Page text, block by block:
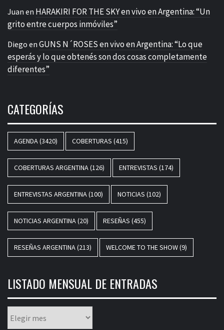
Juan en HARAKIRI FOR THE SKY en vivo en Argentina: “Un
grito entre cuerpos inmóviles”
Diego en GUNS N´ROSES en vivo en Argentina: “Lo que
esperás y lo que obtenés son dos cosas completamente
diferentes”
CATEGORÍAS
AGENDA(3420) COBERTURAS (415)
COBERTURAS ARGENTINA(126) ENTREVISTAS (174)
ENTREVISTAS ARGENTINA(100) NOTICIAS (102)
NOTICIAS ARGENTINA(20) RESEÑAS (455)
RESEÑAS ARGENTINA(213) WELCOME TO THE SHOW(9)
LISTADO MENSUAL DE ENTRADAS
mensual